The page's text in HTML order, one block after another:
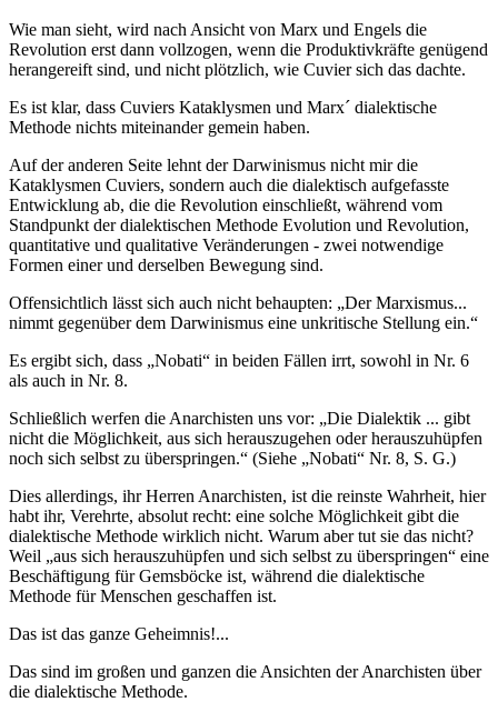
Wie man sieht, wird nach Ansicht von Marx und Engels die
Revolution erst dann vollzogen, wenn die Produktivkräfte genügend
herangereift sind, und nicht plötzlich, wie Cuvier sich das dachte.
Es ist klar, dass Cuviers Kataklysmen und Marx´ dialektische
Methode nichts miteinander gemein haben.
Auf der anderen Seite lehnt der Darwinismus nicht mir die
Kataklysmen Cuviers, sondern auch die dialektisch aufgefasste
Entwicklung ab, die die Revolution einschließt, während vom
Standpunkt der dialektischen Methode Evolution und Revolution,
quantitative und qualitative Veränderungen - zwei notwendige
Formen einer und derselben Bewegung sind.
Offensichtlich lässt sich auch nicht behaupten: „Der Marxismus...
nimmt gegenüber dem Darwinismus eine unkritische Stellung ein.“
Es ergibt sich, dass „Nobati“ in beiden Fällen irrt, sowohl in Nr. 6
als auch in Nr. 8.
Schließlich werfen die Anarchisten uns vor: „Die Dialektik ... gibt
nicht die Möglichkeit, aus sich herauszugehen oder herauszuhüpfen
noch sich selbst zu überspringen.“ (Siehe „Nobati“ Nr. 8, S. G.)
Dies allerdings, ihr Herren Anarchisten, ist die reinste Wahrheit, hier
habt ihr, Verehrte, absolut recht: eine solche Möglichkeit gibt die
dialektische Methode wirklich nicht. Warum aber tut sie das nicht?
Weil „aus sich herauszuhüpfen und sich selbst zu überspringen“ eine
Beschäftigung für Gemsböcke ist, während die dialektische
Methode für Menschen geschaffen ist.
Das ist das ganze Geheimnis!...
Das sind im großen und ganzen die Ansichten der Anarchisten über
die dialektische Methode.